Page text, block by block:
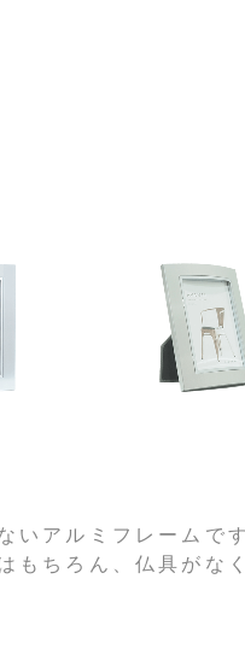
いアルミフレームで
もちろん、仏具がな